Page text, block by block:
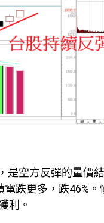
是空方反彈的量價
跌更多，跌46%。
利。